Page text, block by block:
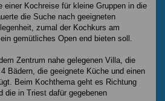
einer Kochreise für kleine Gruppen in die
die Suche nach geeigneten
zumal der Kochkurs am
gemütliches Open end bieten soll.
Zentrum nahe gelegenen Villa, die
Bädern, die geeignete Küche und einen
Beim Kochthema geht es Richtung
die in Triest dafür gegebenen